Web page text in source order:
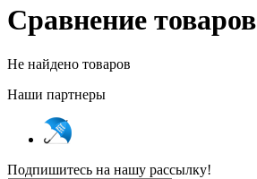
Сравнение товаров
Не найдено товаров
Наши партнеры
Подпишитесь на нашу рассылку!